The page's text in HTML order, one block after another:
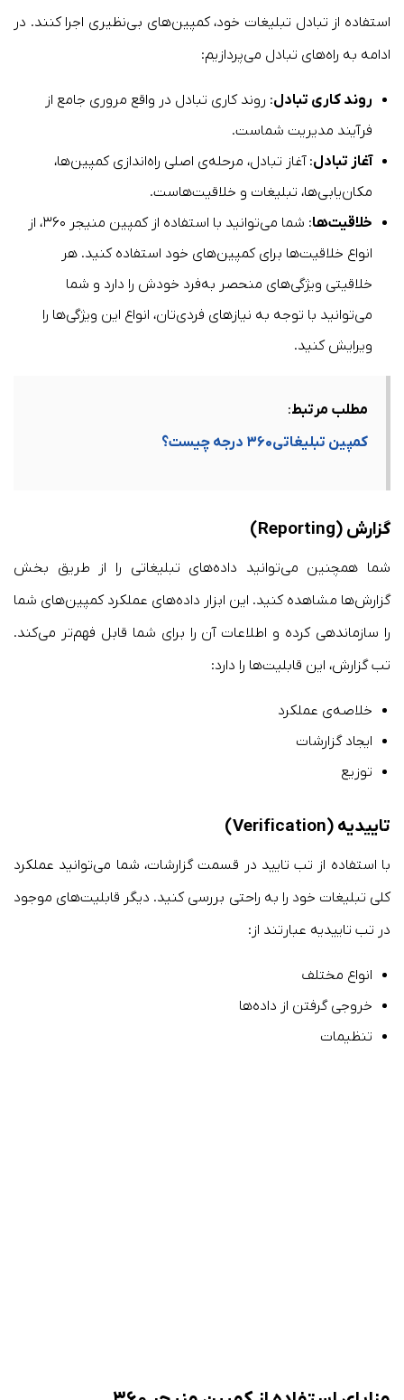
استفاده از تبادل تبلیغات خود، کمپین‌های بی‌نظیری اجرا کنند. در
ادامه به راه‌های تبادل می‌پردازیم:
روند کاری تبادل: روند کاری تبادل در واقع مروری جامع از
فرآیند مدیریت شماست.
آغاز تبادل: آغاز تبادل، مرحله‌ی اصلی راه‌اندازی کمپین‌ها،
مکان‌یابی‌ها، تبلیغات و خلاقیت‌هاست.
خلاقیت‌ها
: شما می‌توانید با استفاده از کمپین منیجر ۳۶۰، از
انواع خلاقیت‌ها برای کمپین‌های خود استفاده کنید. هر
خلاقیتی ویژگی‌های منحصر به‌فرد خودش را دارد و شما
می‌توانید با توجه به نیازهای فردی‌تان، انواع این ویژگی‌ها را
ویرایش کنید.
مطلب مرتبط:
کمپین تبلیغاتی۳۶۰ درجه چیست؟
گزارش (Reporting
)
شما همچنین می‌توانید داده‌های تبلیغاتی را از طریق بخش
گزارش‌ها مشاهده کنید. این ابزار داده‌های عملکرد کمپین‌های شما
را سازماندهی کرده و اطلاعات آن را برای شما قابل فهم‌تر می‌کند.
تب گزارش، این قابلیت‌ها را دارد:
خلاصه‌ی عملکرد
ایجاد گزارشات
توزیع
تاییدیه (Verification
)
با استفاده از تب تایید در قسمت گزارشات، شما می‌توانید عملکرد
کلی تبلیغات خود را به راحتی بررسی کنید. دیگر قابلیت‌های موجود
در تب تاییدیه عبارتند از:
انواع مختلف
خروجی گرفتن از داده‌ها
تنظیمات